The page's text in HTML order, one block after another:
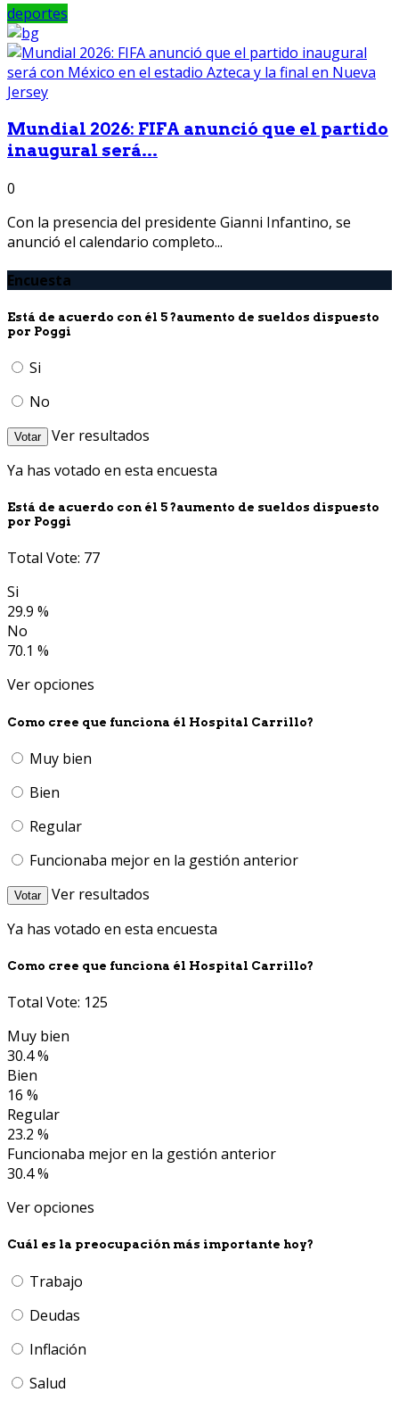
deportes
Mundial 2026: FIFA anunció que el partido
inaugural será...
0
Con la presencia del presidente Gianni Infantino, se
anunció el calendario completo...
Encuesta
Está de acuerdo con él 5 ?aumento de sueldos dispuesto
por Poggi
Si
No
Votar
Ver resultados
Ya has votado en esta encuesta
Está de acuerdo con él 5 ?aumento de sueldos dispuesto
por Poggi
Total Vote: 77
Si
29.9 %
No
70.1 %
Ver opciones
Como cree que funciona él Hospital Carrillo?
Muy bien
Bien
Regular
Funcionaba mejor en la gestión anterior
Votar
Ver resultados
Ya has votado en esta encuesta
Como cree que funciona él Hospital Carrillo?
Total Vote: 125
Muy bien
30.4 %
Bien
16 %
Regular
23.2 %
Funcionaba mejor en la gestión anterior
30.4 %
Ver opciones
Cuál es la preocupación más importante hoy?
Trabajo
Deudas
Inflación
Salud